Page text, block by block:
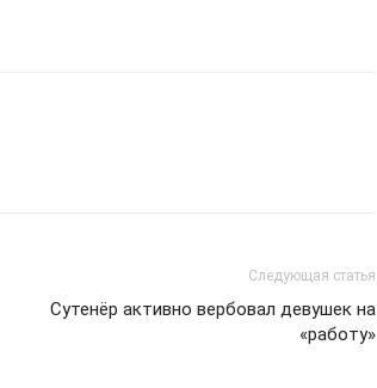
Следующая статья
Сутенёр активно вербовал девушек на
«работу»